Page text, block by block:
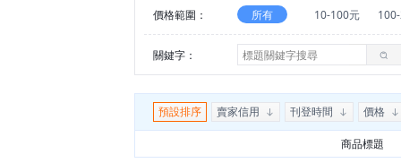
價格範圍： 所有 10-100元
關鍵字：
預設排序 賣家信用 刊登時間 價格
商品標題